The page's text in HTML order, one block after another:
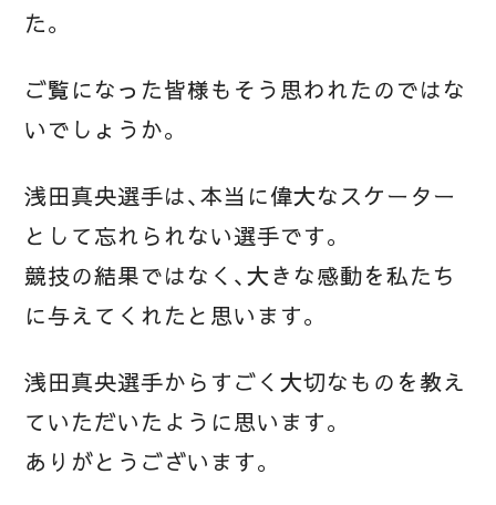
た。
ご覧になった皆様もそう思われたのではな
いでしょうか。
浅田真央選手は、本当に偉大なスケーター
として忘れられない選手です。
競技の結果ではなく、大きな感動を私たち
に与えてくれたと思います。
浅田真央選手からすごく大切なものを教え
ていただいたように思います。
ありがとうございます。